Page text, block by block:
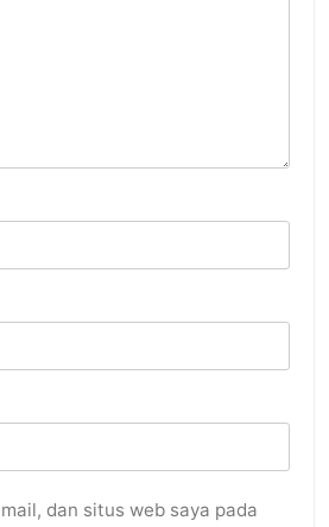
dan situs web saya pada